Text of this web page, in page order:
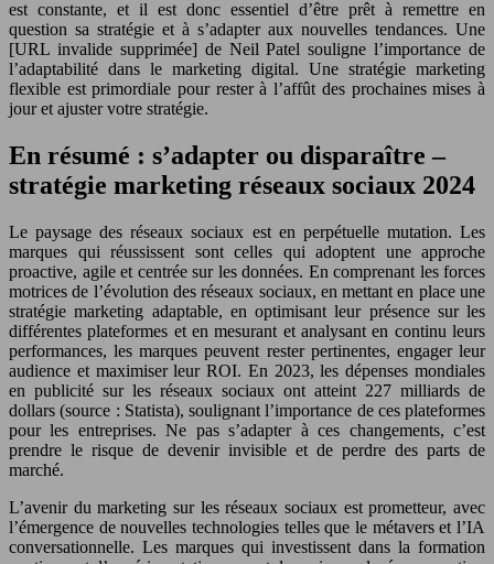
est constante, et il est donc essentiel d’être prêt à remettre en
question sa stratégie et à s’adapter aux nouvelles tendances. Une
[URL invalide supprimée] de Neil Patel souligne l’importance de
l’adaptabilité dans le marketing digital. Une stratégie marketing
flexible est primordiale pour rester à l’affût des prochaines mises à
jour et ajuster votre stratégie.
En résumé : s’adapter ou disparaître –
stratégie marketing réseaux sociaux 2024
Le paysage des réseaux sociaux est en perpétuelle mutation. Les
marques qui réussissent sont celles qui adoptent une approche
proactive, agile et centrée sur les données. En comprenant les forces
motrices de l’évolution des réseaux sociaux, en mettant en place une
stratégie marketing adaptable, en optimisant leur présence sur les
différentes plateformes et en mesurant et analysant en continu leurs
performances, les marques peuvent rester pertinentes, engager leur
audience et maximiser leur ROI. En 2023, les dépenses mondiales
en publicité sur les réseaux sociaux ont atteint 227 milliards de
dollars (source : Statista), soulignant l’importance de ces plateformes
pour les entreprises. Ne pas s’adapter à ces changements, c’est
prendre le risque de devenir invisible et de perdre des parts de
marché.
L’avenir du marketing sur les réseaux sociaux est prometteur, avec
l’émergence de nouvelles technologies telles que le métavers et l’IA
conversationnelle. Les marques qui investissent dans la formation